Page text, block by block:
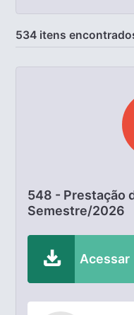
534 itens
548 - Prestação
Semestre/2026
download Acessar